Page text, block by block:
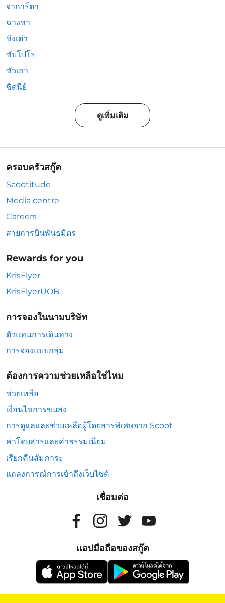
จาการ์ตา
ฉางชา
ชิงเต่า
ซับโปโร
ซัวเถา
ซิดนีย์
ดูเพิ่มเติม
ครอบครัวสกู๊ต
Scootitude
Media centre
Careers
สายการบินพันธมิตร
Rewards for you
KrisFlyer
KrisFlyerUOB
การจองในนามบริษัท
ตัวแทนการเดินทาง
การจองแบบกลุ่ม
ต้องการความช่วยเหลือใช่ไหม
ช่วยเหลือ
เงื่อนไขการขนส่ง
การดูแลและช่วยเหลือผู้โดยสารพิเศษจาก Scoot
ค่าโดยสารและค่าธรรมเนียม
เรียกคืนสัมภาระ
แถลงการณ์การเข้าถึงเว็บไซต์
เชื่อมต่อ
แอปมือถือของสกู๊ต